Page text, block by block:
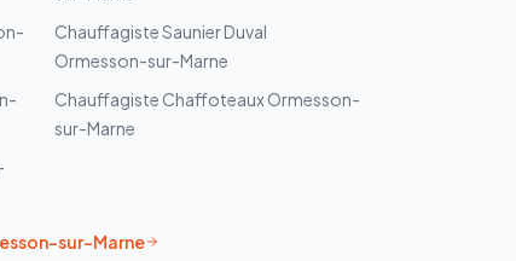
ChauffagisteSaunier Duval
Ormesson-sur-Marne
Chauffagiste ChaffoteauxOrmesson-
sur-Marne
sur-Marne